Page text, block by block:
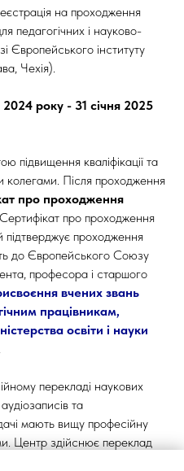
на проходження
педагогічних і науково-
Європейського інституту
Чехія).
року - 31 січня 2025
підвищення кваліфікації та
колегами. Після проходження
про проходження
про проходження
проходження
до Європейського Союзу
професора і старшого
вчених звань
працівникам,
освіти і науки
.
перекладі наукових
та
мають вищу професійну
Центр здійснює переклад